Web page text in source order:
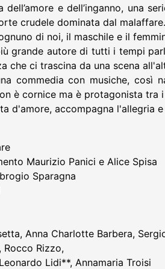
dell’amore e dell’inganno, una
crudele dominata dal malaffare.
di noi, il maschile e il
grande autore di tutti i tempi
che ci trascina da una scena
commedia con musiche,
è cornice ma è protagonista
d'amore, accompagna l'allegria
Maurizio Panici e Alice Spisa
Sparagna
Anna Charlotte Barbera,
Rocco Rizzo,
Lidi**, Annamaria Troisi